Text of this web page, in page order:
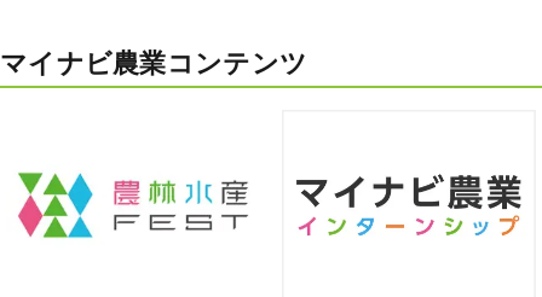
マイナビ農業コンテンツ